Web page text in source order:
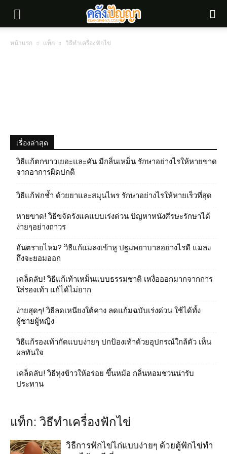
หน้าแรก แท็ก วิธีทำเครื่องฟักไข่
แท็ก: วิธีทำเครื่องฟักไข่
วิธีการฟักไข่ไก่แบบง่ายๆ ด้วยตู้ฟักไข่ทํา
เรื่องล่าสุด
วิธีแก้ตกขาวเยอะและคัน มีกลิ่นเหม็น รักษาอย่างไรให้หายขาด
จากอาการผิดปกติ
วิธีแก้ฟกช้ำ ด้วยยาและสมุนไพร รักษาอย่างไรให้หายเร็วที่สุด
หายขาด! วิธีขจัดรังแคแบบเร่งด่วน ปัญหาหนังศีรษะรักษาได้
ง่ายๆอย่างถาวร
อันตรายไหม? วิธีแก้แมลงเข้าหู ปฐมพยาบาลอย่างไรดี แมลง
ถึงจะยอมออก
เคล็ดลับ! วิธีแก้เท้าเหม็นแบบธรรมชาติ เหงื่อออกมากจากการ
ใส่รองเท้า แก้ได้ไม่ยาก
ง่ายสุดๆ! วิธีลดเหนียงใต้คาง ลดแก้มฉบับเร่งด่วน ใช้ได้ทั้ง
ผู้ชายผู้หญิง
วิธีแก้รองเท้ากัดแบบง่ายๆ ปกป้องเท้าด้วยอุปกรณ์ใกล้ตัว เห็น
ผลทันใจ
เคล็ดลับ! วิธีหุงข้าวให้อร่อย ขึ้นหม้อ กลิ่นหอมชวนน่ารับ
ประทาน